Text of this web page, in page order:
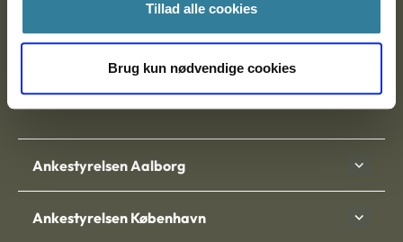
Tillad alle cookies
Brug kun nødvendige cookies
Postadresse:
Nytorv 7, 2. sal
9000 Aalborg
Ankestyrelsen Aalborg
Ankestyrelsen København